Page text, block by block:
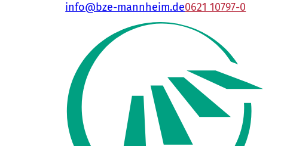
info@bze-mannheim.de0621 10797-0